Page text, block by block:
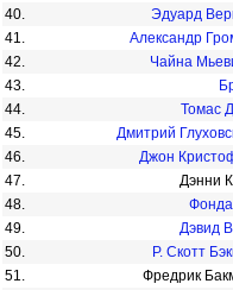
40.
Эдуард
41.
Александр
42.
Чайна
43.
44.
Томас
45.
Дмитрий
46.
Джон
47.
Дэнни
48.
49.
Дэвид
50.
Р. Скотт
51.
Фредрик